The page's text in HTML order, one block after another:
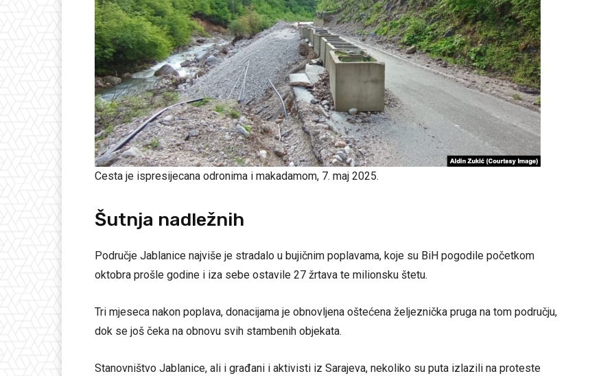
Cesta je ispresijecana odronima i makadamom, 7. maj 2025.
Šutnja nadležnih
Područje Jablanice najviše je stradalo u bujičnim poplavama, koje su BiH pogodile početkom
oktobra prošle godine i iza sebe ostavile 27 žrtava te milionsku štetu.
Tri mjeseca nakon poplava, donacijama je obnovljena oštećena željeznička pruga na tom području,
dok se još čeka na obnovu svih stambenih objekata.
Stanovništvo Jablanice, ali i građani i aktivisti iz Sarajeva, nekoliko su puta izlazili na proteste